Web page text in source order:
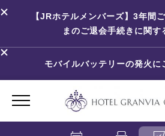
【JRホテルメンバーズ】3年間
まのご退会手続きに関す
モバイルバッテリーの発火に